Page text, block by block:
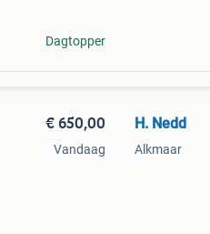
Dagtopper
€ 650,00
Vandaag
H. Nedd
Alkmaar